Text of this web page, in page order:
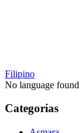
Filipino
No language found
Categorias